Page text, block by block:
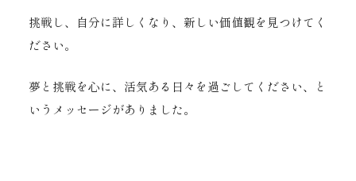
挑戦し、自分に詳しくなり、新しい価値観を見つけてく
ださい。
夢と挑戦を心に、活気ある日々を過ごしてください、と
いうメッセージがありました。